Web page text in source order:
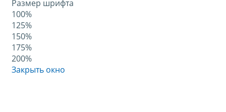
Размер шрифта
100%
125%
150%
175%
200%
Закрыть окно